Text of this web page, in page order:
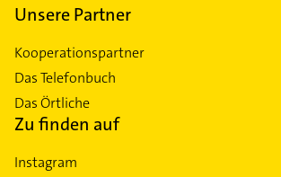
Unsere Partner
Kooperationspartner
Das Telefonbuch
Das Örtliche
Zu finden auf
Instagram